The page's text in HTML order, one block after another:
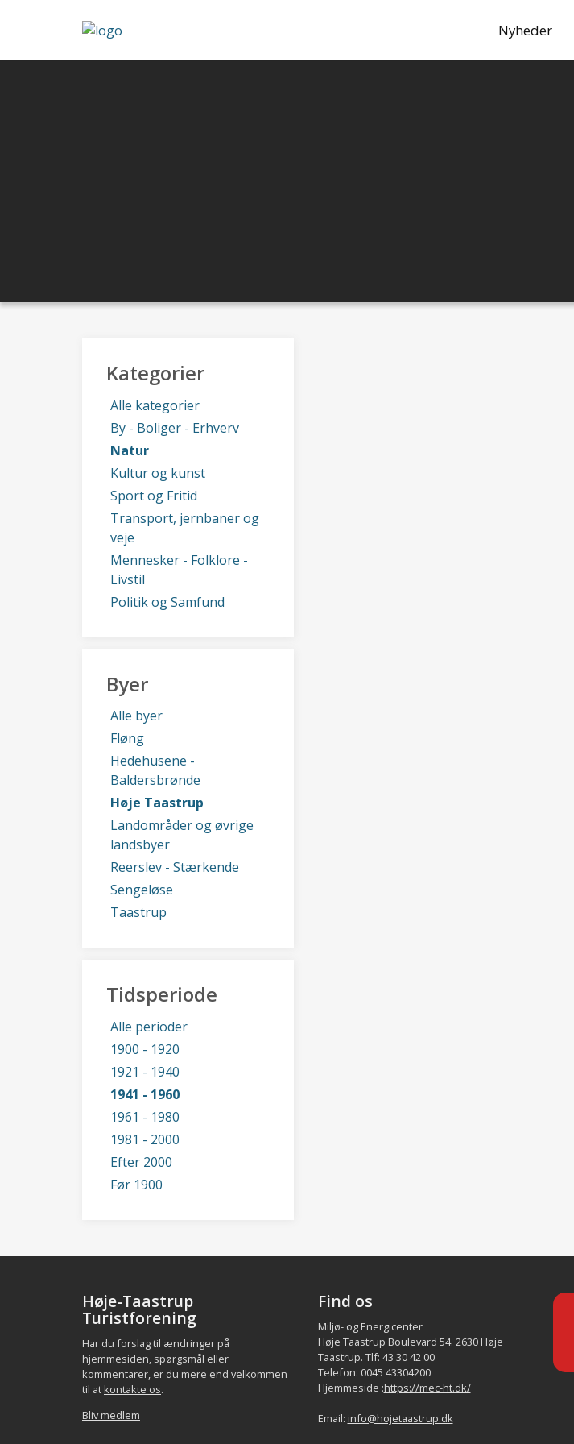
Nyheder
Kategorier
Alle kategorier
By - Boliger - Erhverv
Natur
Kultur og kunst
Sport og Fritid
Transport, jernbaner og
veje
Mennesker - Folklore -
Livstil
Politik og Samfund
Byer
Alle byer
Fløng
Hedehusene -
Baldersbrønde
Høje Taastrup
Landområder og øvrige
landsbyer
Reerslev - Stærkende
Sengeløse
Taastrup
Tidsperiode
Alle perioder
1900 - 1920
1921 - 1940
1941 - 1960
1961 - 1980
1981 - 2000
Efter 2000
Før 1900
Høje-Taastrup
Turistforening
Har du forslag til ændringer på
hjemmesiden, spørgsmål eller
kommentarer, er du mere end velkommen
til at kontakte os.
Bliv medlem
Find os
Miljø- og Energicenter
Høje Taastrup Boulevard 54. 2630 Høje
Taastrup. Tlf: 43 30 42 00
Telefon: 0045 43304200
Hjemmeside :https://mec-ht.dk/
Email: info@hojetaastrup.dk